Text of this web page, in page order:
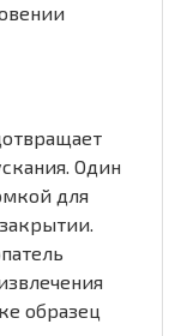
Один
для
образец